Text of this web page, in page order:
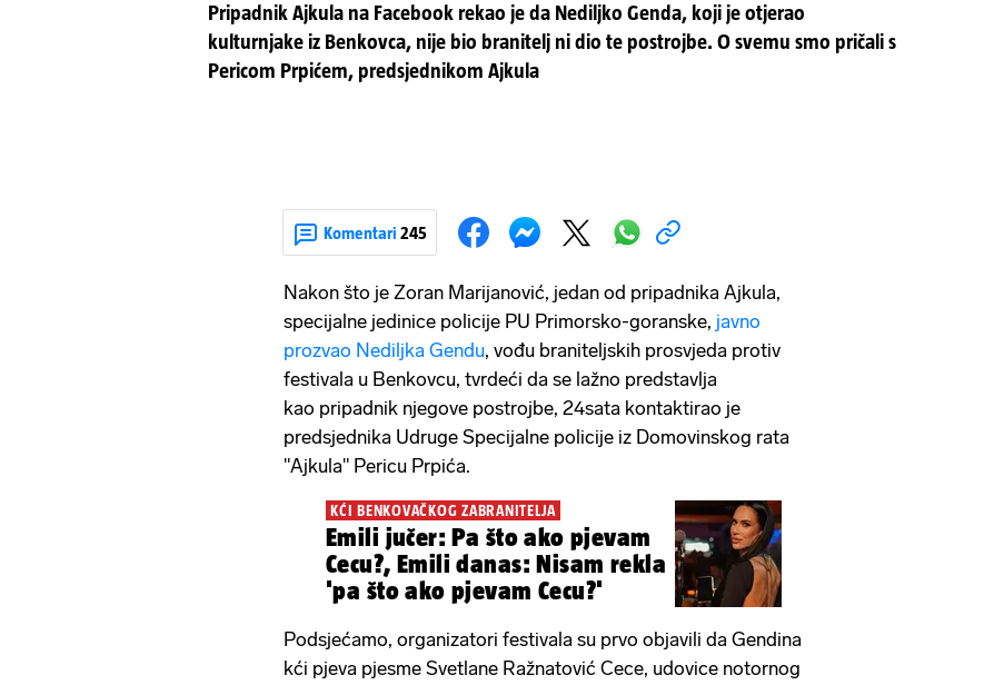
Pripadnik Ajkula na Facebook rekao je da Nediljko Genda, koji je otjerao
kulturnjake iz Benkovca, nije bio branitelj ni dio te postrojbe. O svemu smo pričali s
Pericom Prpićem, predsjednikom Ajkula
Komentari 245
Nakon što je Zoran Marijanović, jedan od pripadnika Ajkula,
specijalne jedinice policije PU Primorsko-goranske, javno
prozvao Nediljka Gendu, vođu braniteljskih prosvjeda protiv
festivala u Benkovcu, tvrdeći da se lažno predstavlja
kao pripadnik njegove postrojbe, 24sata kontaktirao je
predsjednika Udruge Specijalne policije iz Domovinskog rata
"Ajkula" Pericu Prpića.
KĆI BENKOVAČKOG ZABRANITELJA
Emili jučer: Pa što ako pjevam
Cecu?, Emili danas: Nisam rekla
'pa što ako pjevam Cecu?'
Podsjećamo, organizatori festivala su prvo objavili da Gendina
kći pjeva pjesme Svetlane Ražnatović Cece, udovice notornog